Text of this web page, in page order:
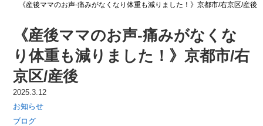
《産後ママのお声-痛みがなくなり体重も減りました！》京都市/右京区/産後
《産後ママのお声-痛みがなくな
り体重も減りました！》京都市/右
京区/産後
2025.3.12
お知らせ
ブログ